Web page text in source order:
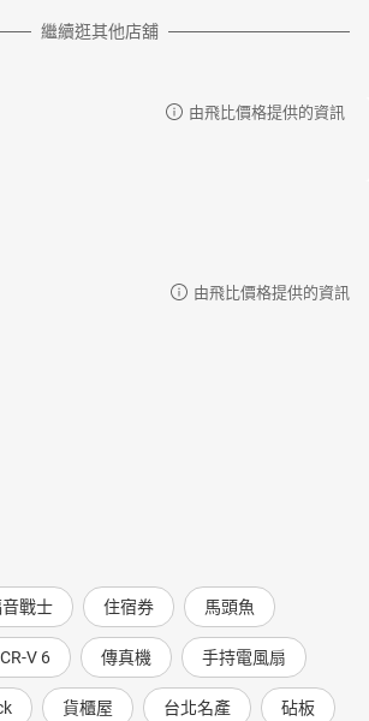
繼續逛其他店舖
由飛比價格提供的資訊
由飛比價格提供的資訊
戰士 住宿券 馬頭魚
V 6 傳真機 手持電風扇
貨櫃屋 台北名產 砧板